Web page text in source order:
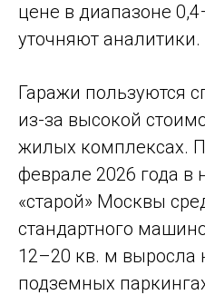
цене в диапазоне
уточняют аналитики.
Гаражи пользуются
из-за высокой
жилых комплексах.
феврале 2026 года в
«старой» Москвы
стандартного
12–20 кв. м выросла
подземных